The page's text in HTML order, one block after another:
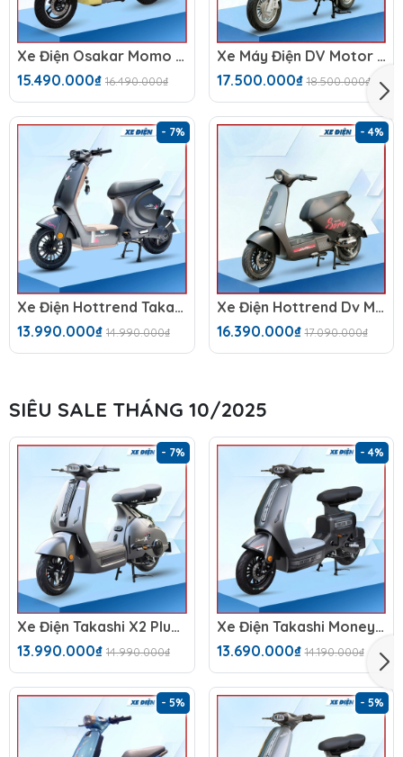
Xe Điện Osakar Momo (48V-23Ah)
15.490.000₫ 16.490.000₫
Xe Máy Điện DV Motor Takashi NozaX (60V-23A) 5 Bình
17.500.000₫ 18.500.000₫
- 7%
Xe Điện Hottrend Takashi Mono
13.990.000₫ 14.990.000₫
- 4%
Xe Điện Hottrend Dv Motor Takashi Sora 2026 (60V-23A) 5 Bình
16.390.000₫ 17.090.000₫
SIÊU SALE THÁNG 10/2025
- 7%
Xe Điện Takashi X2 Plus (48V-23Ah)
13.990.000₫ 14.990.000₫
- 4%
Xe Điện Takashi Money (48V-23Ah) 4 Bình
13.690.000₫ 14.190.000₫
- 5% - 5%